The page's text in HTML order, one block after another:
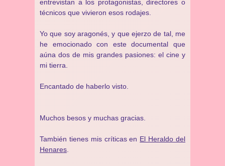
entrevistan a los protagonistas, directores o
técnicos que vivieron esos rodajes.
Yo que soy aragonés, y que ejerzo de tal, me
he emocionado con este documental que
aúna dos de mis grandes pasiones: el cine y
mi tierra.
Encantado de haberlo visto.
Muchos besos y muchas gracias.
También tienes mis críticas en El Heraldo del
Henares